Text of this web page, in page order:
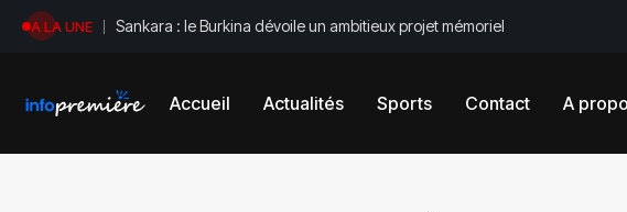
A LA UNE Sankara : le Burkina dévoile un ambitieux projet mémoriel
Accueil Actualités Sports Contact A